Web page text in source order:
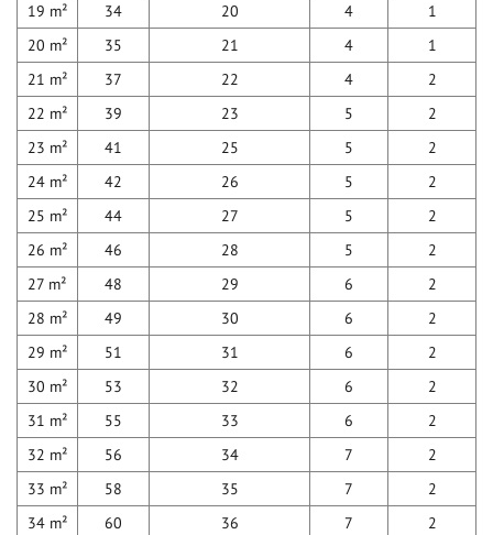
19 m²
34 20 4
1
20 m²
35 21 4
1
21 m²
37 22 4
2
22 m²
39 23 5
2
23 m²
41 25 5
2
24 m²
42 26 5
2
25 m²
44 27 5
2
26 m²
46 28 5
2
27 m²
48 29 6
2
28 m²
49 30 6
2
29 m²
51 31 6
2
30 m²
53 32 6
2
31 m²
55 33 6
2
32 m²
56 34 7
2
33 m²
58 35 7
2
34 m²
60 36 7
2